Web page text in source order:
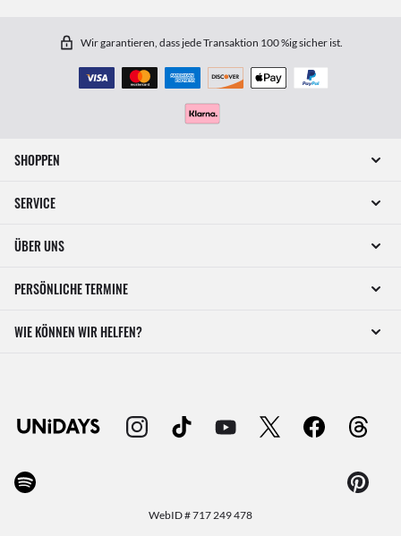
Wir garantieren, dass jede Transaktion 100 %ig sicher ist.
SHOPPEN
SERVICE
ÜBER UNS
PERSÖNLICHE TERMINE
WIE KÖNNEN WIR HELFEN?
WebID #717 249 478